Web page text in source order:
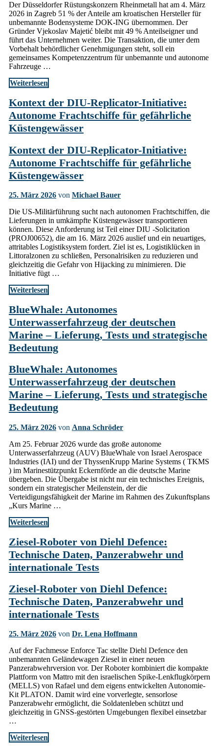
Der Düsseldorfer Rüstungskonzern Rheinmetall hat am 4. März
2026 in Zagreb 51 % der Anteile am kroatischen Hersteller für
unbemannte Bodensysteme DOK-ING übernommen. Der
Gründer Vjekoslav Majetić bleibt mit 49 % Anteilseigner und
führt das Unternehmen weiter. Die Transaktion, die unter dem
Vorbehalt behördlicher Genehmigungen steht, soll ein
gemeinsames Kompetenzzentrum für unbemannte und autonome
Fahrzeuge …
Weiterlesen
Kontext der DIU-Replicator-Initiative:
Autonome Frachtschiffe für gefährliche
Küstengewässer
Kontext der DIU-Replicator-Initiative:
Autonome Frachtschiffe für gefährliche
Küstengewässer
25. März 2026 von Michael Bauer
Die US-Militärführung sucht nach autonomen Frachtschiffen, die
Lieferungen in umkämpfte Küstengewässer transportieren
können. Diese Anforderung ist Teil einer DIU -Solicitation
(PROJ00652), die am 16. März 2026 auslief und ein neuartiges,
attritables Logistiksystem fordert. Ziel ist es, Logistiklücken in
Littoralzonen zu schließen, Personalrisiken zu reduzieren und
gleichzeitig die Gefahr von Hijacking zu minimieren. Die
Initiative fügt …
Weiterlesen
BlueWhale: Autonomes
Unterwasserfahrzeug der deutschen
Marine – Lieferung, Tests und strategische
Bedeutung
BlueWhale: Autonomes
Unterwasserfahrzeug der deutschen
Marine – Lieferung, Tests und strategische
Bedeutung
25. März 2026 von Anna Schröder
Am 25. Februar 2026 wurde das große autonome
Unterwasserfahrzeug (AUV) BlueWhale von Israel Aerospace
Industries (IAI) und der ThyssenKrupp Marine Systems ( TKMS
) im Marinestützpunkt Eckernförde an die deutsche Marine
übergeben. Die Übergabe ist nicht nur ein technisches Ereignis,
sondern ein strategischer Meilenstein, der die
Verteidigungsfähigkeit der Marine im Rahmen des Zukunftsplans
„Kurs Marine …
Weiterlesen
Ziesel-Roboter von Diehl Defence:
Technische Daten, Panzerabwehr und
internationale Tests
Ziesel-Roboter von Diehl Defence:
Technische Daten, Panzerabwehr und
internationale Tests
25. März 2026 von Dr. Lena Hoffmann
Auf der Fachmesse Enforce Tac stellte Diehl Defence den
unbemannten Geländewagen Ziesel in einer neuen
Panzerabwehrversion vor. Der Roboter kombiniert die kompakte
Plattform von Mattro mit den israelischen Spike-Lenkflugkörpern
(MELLS) von Rafael und dem eigens entwickelten Autonomie-
Kit PLATON. Damit wird eine vorverlegte, sensorlose
Panzerabwehr ermöglicht, die Soldatenleben schützt und
gleichzeitig in GNSS-gestörten Umgebungen flexibel einsetzbar
…
Weiterlesen